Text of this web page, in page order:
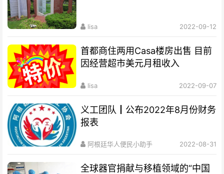
lisa 2022-09-12
首都商住两用Casa楼房出售 目前
因经营超市美元月租收入
lisa 2022-09-07
义工团队┃公布2022年8月份财务
报表
阿根廷华人便民小助手 2022-08-31
全球器官捐献与移植领域的“中国